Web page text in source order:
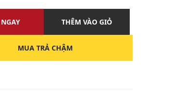
THÊM VÀO GIỎ
MUA TRẢ CHẬM